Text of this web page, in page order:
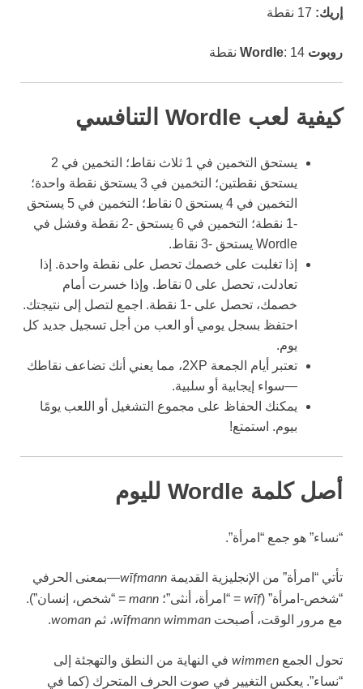
إريك: 17 نقطة
روبوت Wordle : 14 نقطة
كيفية لعب Wordle التنافسي
يستحق التخمين في 1 ثلاث نقاط؛ التخمين في 2
يستحق نقطتين؛ التخمين في 3 يستحق نقطة واحدة؛
التخمين في 4 يستحق 0 نقاط؛ التخمين في 5 يستحق
-1 نقطة؛ التخمين في 6 يستحق -2 نقطة وفشل في
Wordle يستحق -3 نقاط.
إذا تغلبت على خصمك تحصل على نقطة واحدة. إذا
تعادلت، تحصل على 0 نقاط. وإذا خسرت أمام
خصمك، تحصل على -1 نقطة. اجمع لتصل إلى نتيجتك.
احتفظ بسجل يومي أو العب من أجل تسجيل جديد كل
يوم.
تعتبر أيام الجمعة 2XP، مما يعني أنك تضاعف نقاطك
—سواء إيجابية أو سلبية.
يمكنك الحفاظ على مجموع التشغيل أو اللعب يومًا
بيوم. استمتع!
أصل كلمة Wordle لليوم
“نساء” هو جمع “امرأة”.
تأتي “امرأة” من الإنجليزية القديمة wīfmann—بمعنى الحرفي
“شخص-امرأة” (wīf = “امرأة، أنثى”؛ mann = “شخص، إنسان”).
مع مرور الوقت، أصبحت
wīfmann wimman ، ثم woman
.
تحول الجمع wimmen في النهاية من النطق والتهجئة إلى
“نساء”. يعكس التغيير في صوت الحرف المتحرك (كما في